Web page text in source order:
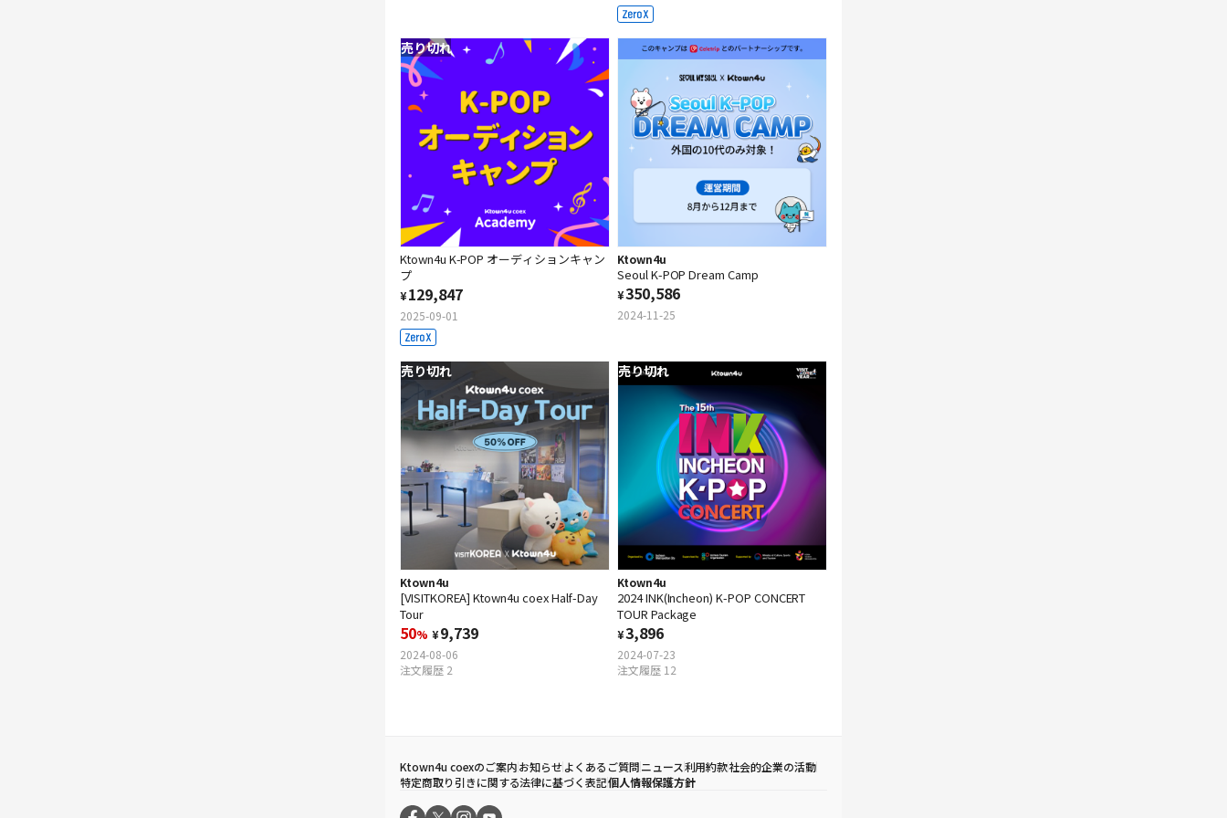
売り切れ
Ktown4u K-POP オーディションキャン
プ
¥129,847
2025-09-01
Ktown4u
Seoul K-POP Dream Camp
¥350,586
2024-11-25
売り切れ
Ktown4u
[VISITKOREA] Ktown4u coex Half-Day
Tour
50% ¥9,739
2024-08-06
注文履歴 2
売り切れ
Ktown4u
2024 INK(Incheon) K-POP CONCERT
TOUR Package
¥3,896
2024-07-23
注文履歴 12
Ktown4u coexのご案内お知らせよくあるご質問ニュース利用約款社会的企業の活動
特定商取り引きに関する法律に基づく表記個人情報保護方針